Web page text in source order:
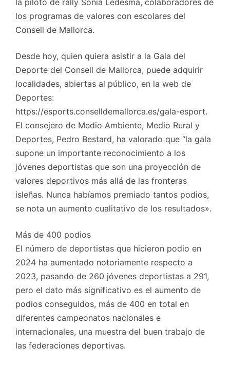
los programas de valores con escolares del
Consell de Mallorca.
Desde hoy, quien quiera asistir a la Gala del
Deporte del Consell de Mallorca, puede adquirir
localidades, abiertas al público, en la web de
Deportes:
https://esports.conselldemallorca.es/gala-esport.
El consejero de Medio Ambiente, Medio Rural y
Deportes, Pedro Bestard, ha valorado que “la gala
supone un importante reconocimiento a los
jóvenes deportistas que son una proyección de
valores deportivos más allá de las fronteras
isleñas. Nunca habíamos premiado tantos podios,
se nota un aumento cualitativo de los resultados».
Más de 400 podios
El número de deportistas que hicieron podio en
2024 ha aumentado notoriamente respecto a
2023, pasando de 260 jóvenes deportistas a 291,
pero el dato más significativo es el aumento de
podios conseguidos, más de 400 en total en
diferentes campeonatos nacionales e
internacionales, una muestra del buen trabajo de
las federaciones deportivas.